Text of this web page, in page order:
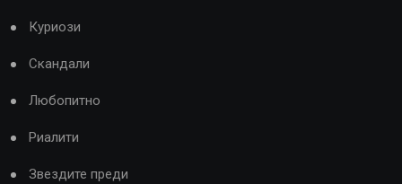
Куриози
Скандали
Любопитно
Риалити
Звездите преди